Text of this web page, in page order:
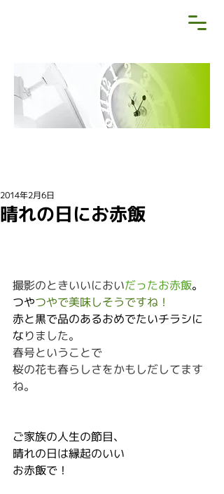
晴れの日にお赤飯
2014年2月6日
撮影のときいいにおいだったお赤飯。
つやつやで美味しそうですね！
赤と黒で品のあるおめでたいチラシに
なりました。
春号ということで
桜の花も春らしさをかもしだしてます
ね。
ご家族の人生の節目、
晴れの日は縁起のいい
お赤飯で !